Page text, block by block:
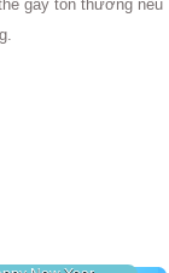
gây tổn thương nếu